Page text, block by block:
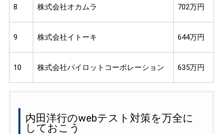
8 株式会社オカムラ 702万円
9 株式会社イトーキ 644万円
10 株式会社パイロットコーポレーション 635万円
内田洋行のwebテスト対策を万全に
しておこう